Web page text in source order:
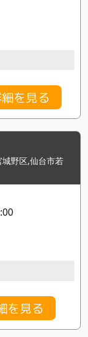
を見る
野区,仙台市若
を見る